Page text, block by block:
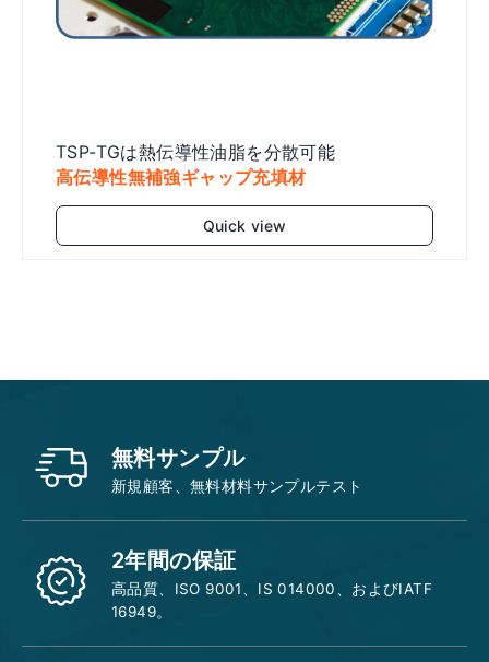
TSP-TGは熱伝導性油脂を分散可能
高伝導性無補強ギャップ充填材
Quick view
無料サンプル
新規顧客、無料材料サンプルテスト
2年間の保証
高品質、ISO 9001、IS 014000、およびIATF
16949。